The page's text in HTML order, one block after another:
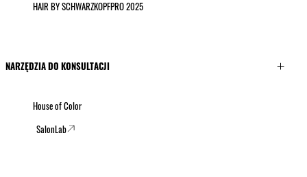
HAIR BY SCHWARZKOPFPRO 2025
NARZĘDZIA DO KONSULTACJI
House of Color
SalonLab